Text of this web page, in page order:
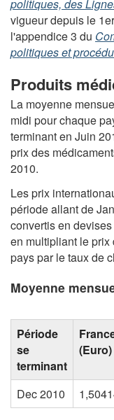
politiques, des
vigueur depuis le
l'appendice 3 du
politiques et
Produits
La moyenne
midi pour chaque
terminant en Juin
prix des
2010.
Les prix
période allant de
convertis en
en multipliant le
pays par le taux de
Moyenne
Période
se
terminant
(Euro)
Dec 2010